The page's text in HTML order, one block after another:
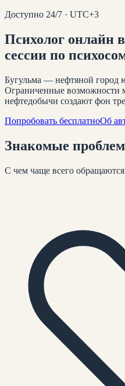
Доступно 24/7 · UTC+3
Психолог онлайн
сессии по
Бугульма — нефтяной город
Ограниченные возможности
нефтедобычи создают фон
Попробовать бесплатноОб
Знакомые
С чем чаще всего